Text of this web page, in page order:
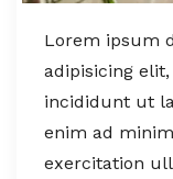
Lorem ipsum
adipisicing
incididunt ut
enim ad
exercitation